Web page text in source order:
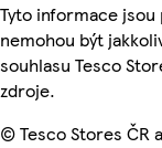
Tyto informace
nemohou být
souhlasu Tesco
zdroje.
© Tesco Stores ČR